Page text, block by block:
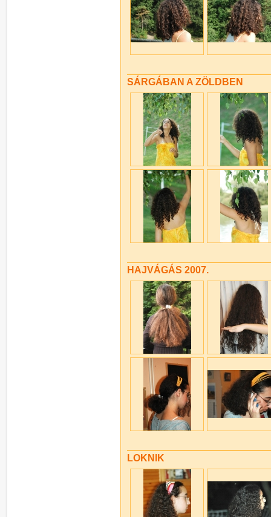
SÁRGÁBAN A ZÖLDBEN
HAJVÁGÁS 2007.
LOKNIK